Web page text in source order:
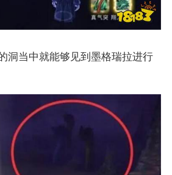
洞当中就能够见到墨格瑞拉进行